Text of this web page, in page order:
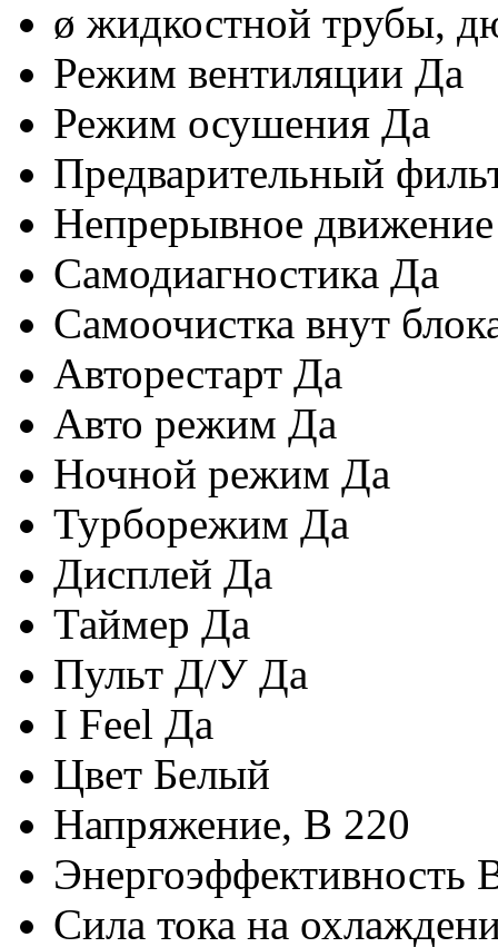
ø жидкостной трубы,
Режим вентиляции Да
Режим осушения Да
Предварительный
Непрерывное
Самодиагностика Да
Самоочистка внут
Авторестарт Да
Авто режим Да
Ночной режим Да
Турборежим Да
Дисплей Да
Таймер Да
Пульт Д/У Да
I Feel Да
Цвет Белый
Напряжение, В 220
Энергоэффективность
Сила тока на